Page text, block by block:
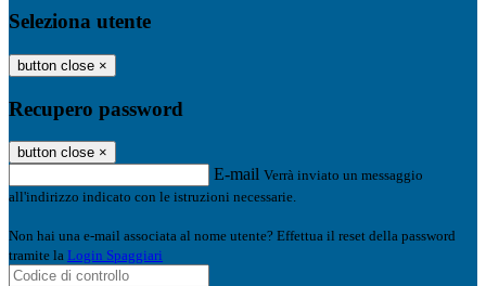
Seleziona utente
button close ×
Recupero password
button close ×
E-mail Verrà inviato un messaggio
all'indirizzo indicato con le istruzioni necessarie.
Non hai una e-mail associata al nome utente? Effettua il reset della password
tramite la Login Spaggiari